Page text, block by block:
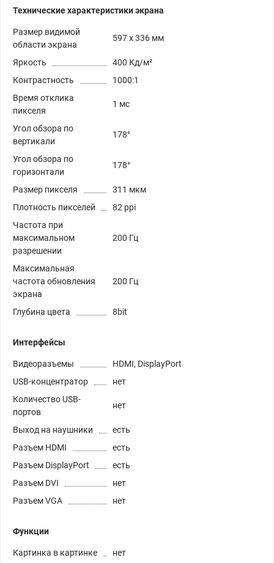
Технические характеристики экрана
Размер видимой
области экрана
597 x 336 мм
Яркость
400 Кд/м²
Контрастность
1000:1
Время отклика
пикселя
1 мс
Угол обзора по
вертикали
178°
Угол обзора по
горизонтали
178°
Размер пикселя
311 мкм
Плотность пикселей
82 ppi
Частота при
максимальном
разрешении
200 Гц
Максимальная
частота обновления
экрана
200 Гц
Глубина цвета 8bit
Интерфейсы
Видеоразъемы
HDMI, DisplayPort
USB-концентратор
нет
Количество USB-
портов
нет
Выход на наушники
есть
Разъем HDMI
есть
Разъем DisplayPort
есть
Разъем DVI
нет
Разъем VGA
нет
Функции
Картинка в картинке нет